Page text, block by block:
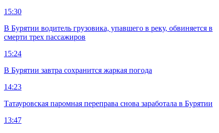
15:30
В Бурятии водитель грузовика, упавшего в реку, обвиняется в
смерти трех пассажиров
15:24
В Бурятии завтра сохранится жаркая погода
14:23
Татауровская паромная переправа снова заработала в Бурятии
13:47